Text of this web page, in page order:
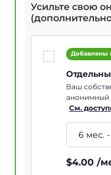
Усильте свою
Добавлены
Ваш
анонимный
См.
6 мес.
$4.00 /